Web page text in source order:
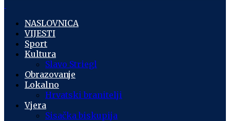
NASLOVNICA
VIJESTI
Sport
Kultura
Slavo Striegl
Obrazovanje
Lokalno
Hrvatski branitelji
Vjera
Sisačka biskupija